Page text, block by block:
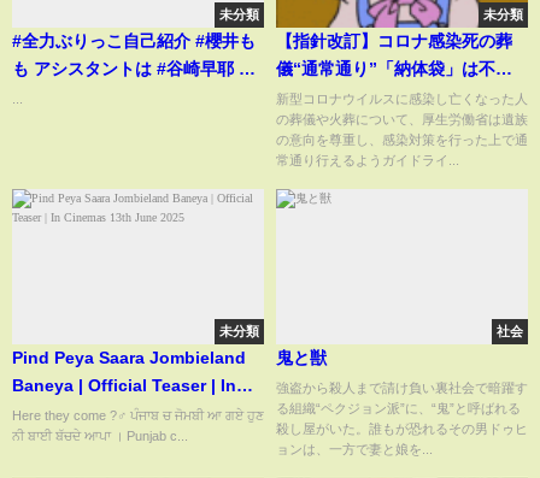
未分類
#全力ぶりっこ自己紹介 #櫻井も
も アシスタントは #谷崎早耶 #
未分類
【指針改訂】コロナ感染死の葬
儀“通常通り”「納体袋」は不
要…最後のお別れが可能に
新型コロナウイルスに感染し亡くなった人
の葬儀や火葬について、厚生労働省は遺族
の意向を尊重し、感染対策を行った上で通
常通り行えるようガイドライ...
未分類
Pind Peya Saara Jombieland
Baneya | Official Teaser | In
Cinemas 13th June 2025
Here they come ?‍♂️ ਪੰਜਾਬ ਚ ਜੋਮਬੀ ਆ ਗਏ ਹੁਣ
ਨੀ ਬਾਈ ਬੱਚਦੇ ਆਪਾ । Punjab c...
社会
鬼と獣
強盗から殺人まで請け負い裏社会で暗躍す
る組織“ペクジョン派”に、“鬼”と呼ばれる
殺し屋がいた。誰もが恐れるその男ドゥヒ
ョンは、一方で妻と娘を...